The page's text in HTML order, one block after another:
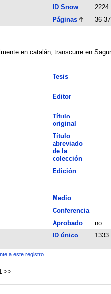
ID Snow
2224
Páginas
36-37
en catalán, transcurre en
Tesis
Editor
Título
original
Título
abreviado
de la
colección
Edición
Medio
Conferencia
Aprobado
no
ID único 1333
a este registro
>>